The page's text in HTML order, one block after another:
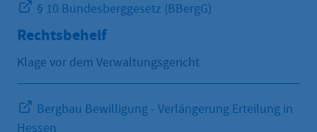
§ 10 Bundesberggesetz (BBergG)
Rechtsbehelf
Klage vor dem Verwaltungsgericht
Bergbau Bewilligung - Verlängerung Erteilung in
Hessen